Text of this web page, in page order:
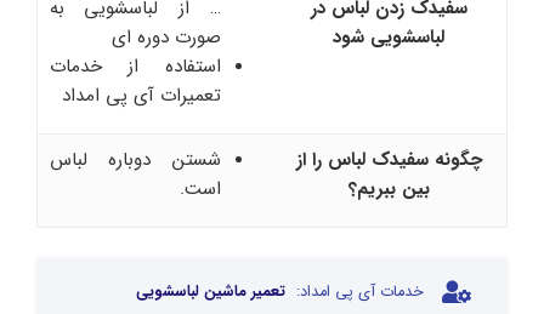
سفیدک زدن لباس در
لباسشویی شود
… از لباسشویی به
صورت دوره ای
استفاده از خدمات
تعمیرات آی پی امداد
چگونه سفیدک لباس را از
بین ببریم؟
شستن دوباره لباس
است.
خدمات آی پی امداد: تعمیر ماشین لباسشویی